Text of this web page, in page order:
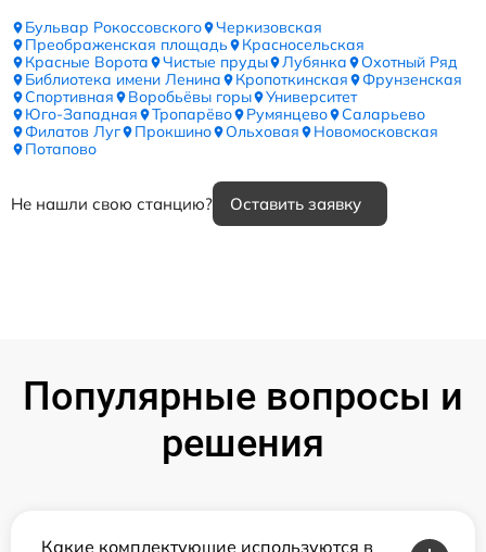
Бульвар Рокоссовского
Черкизовская
Преображенская площадь
Красносельская
Красные Ворота
Чистые пруды Лубянка
Охотный Ряд
Библиотека имени Ленина
Кропоткинская
Фрунзенская
Спортивная
Воробьёвы горы
Университет
Юго-Западная
Тропарёво Румянцево
Саларьево
Филатов Луг
Прокшино Ольховая
Новомосковская
Потапово
Не нашли свою станцию? Оставить заявку
Популярные вопросы и
решения
Какие комплектующие используются в